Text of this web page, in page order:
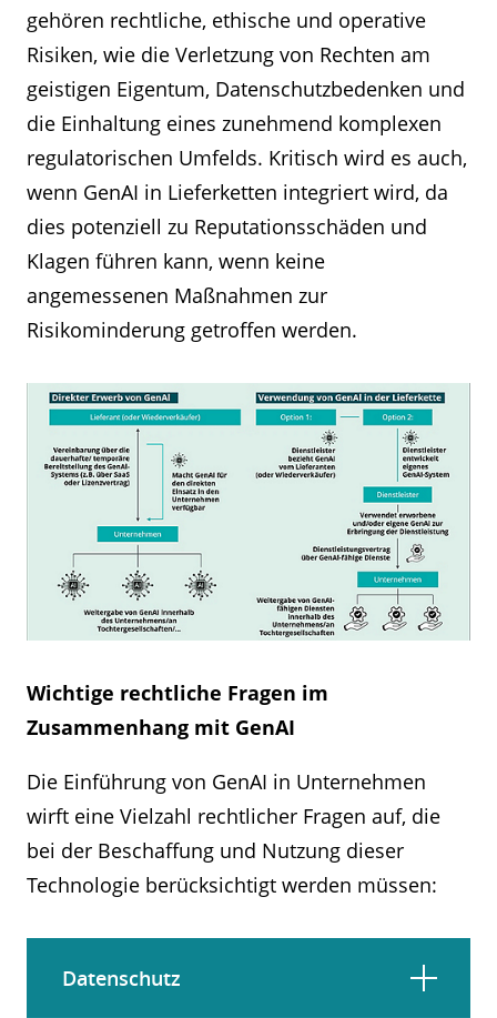
gehören rechtliche, ethische und operative
Risiken, wie die Verletzung von Rechten am
geistigen Eigentum, Datenschutzbedenken und
die Einhaltung eines zunehmend komplexen
regulatorischen Umfelds. Kritisch wird es auch,
wenn GenAI in Lieferketten integriert wird, da
dies potenziell zu Reputationsschäden und
Klagen führen kann, wenn keine
angemessenen Maßnahmen zur
Risikominderung getroffen werden.
Wichtige rechtliche Fragen im
Zusammenhang mit GenAI
Die Einführung von GenAI in Unternehmen
wirft eine Vielzahl rechtlicher Fragen auf, die
bei der Beschaffung und Nutzung dieser
Technologie berücksichtigt werden müssen:
Datenschutz